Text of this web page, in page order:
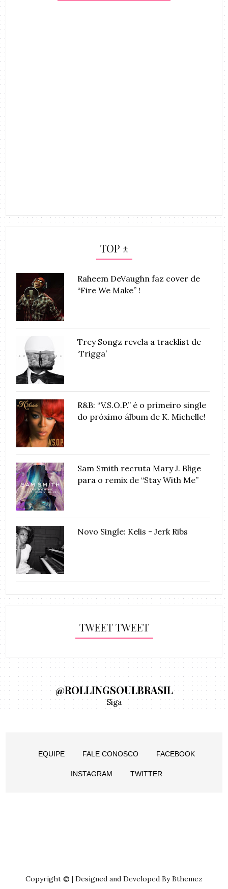
TOP ↑
Raheem DeVaughn faz cover de
“Fire We Make” !
Trey Songz revela a tracklist de
‘Trigga’
R&B: “V.S.O.P.” é o primeiro single
do próximo álbum de K. Michelle!
Sam Smith recruta Mary J. Blige
para o remix de “Stay With Me”
Novo Single: Kelis - Jerk Ribs
TWEET TWEET
@ROLLINGSOULBRASIL
Siga
EQUIPE FALE CONOSCO FACEBOOK
INSTAGRAM TWITTER
Copyright © | Designed and Developed By Bthemez